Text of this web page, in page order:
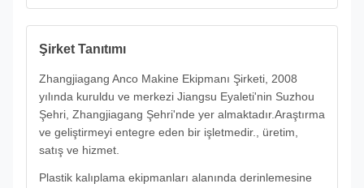
Şirket Tanıtımı
Zhangjiagang Anco Makine Ekipmanı Şirketi, 2008
yılında kuruldu ve merkezi Jiangsu Eyaleti'nin Suzhou
Şehri, Zhangjiagang Şehri'nde yer almaktadır.Araştırma
ve geliştirmeyi entegre eden bir işletmedir., üretim,
satış ve hizmet.
Plastik kalıplama ekipmanları alanında derinlemesine